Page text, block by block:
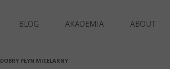
BLOG AKADEMIA ABOUT
DOBRY PŁYN MICELARNY